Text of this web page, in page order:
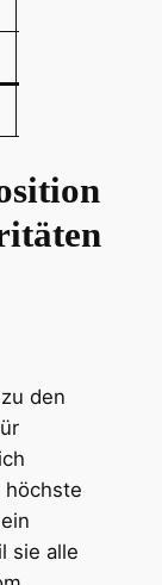
zu den
höchste
sie alle